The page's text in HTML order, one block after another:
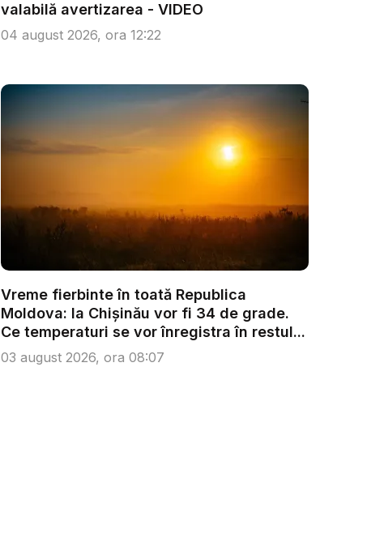
valabilă avertizarea - VIDEO
04 august 2026, ora 12:22
Vreme fierbinte în toată Republica
Moldova: la Chișinău vor fi 34 de grade.
Ce temperaturi se vor înregistra în restul...
03 august 2026, ora 08:07